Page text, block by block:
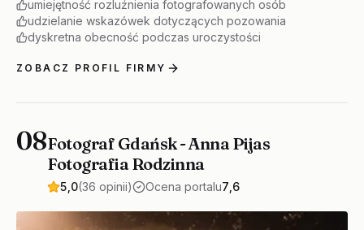
umiejętność rozluźnienia fotografowanych osób
udzielanie wskazówek dotyczących pozowania
dyskretna obecność podczas uroczystości
ZOBACZ PROFIL FIRMY
08Fotograf Gdańsk - Anna Pijas
Fotografia Rodzinna
5,0(36 opinii) Ocena portalu7,6